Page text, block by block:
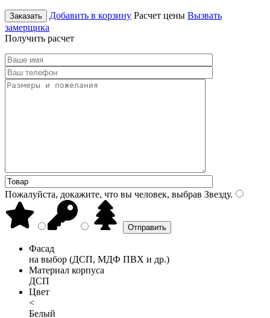
Заказать Добавить в корзину Расчет цены Вызвать
замерщика
Получить расчет
Пожалуйста, докажите, что вы человек, выбрав Звезду.
Фасад
на выбор (ДСП, МДФ ПВХ и др.)
Материал корпуса
ДСП
Цвет
<
Белый